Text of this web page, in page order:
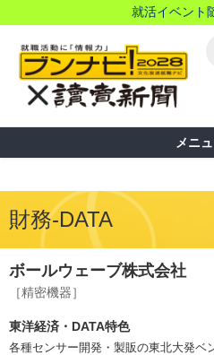
就活イベント
メニ
財務-DATA
ボールウェーブ株式会社
［精密機器］
東洋経済・DATA特色
各種センサー開発・製販の東北大発ベ